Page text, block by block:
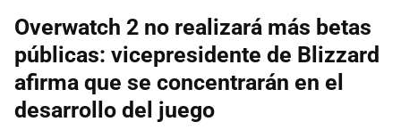
Overwatch 2 no realizará más betas
públicas: vicepresidente de Blizzard
afirma que se concentrarán en el
desarrollo del juego